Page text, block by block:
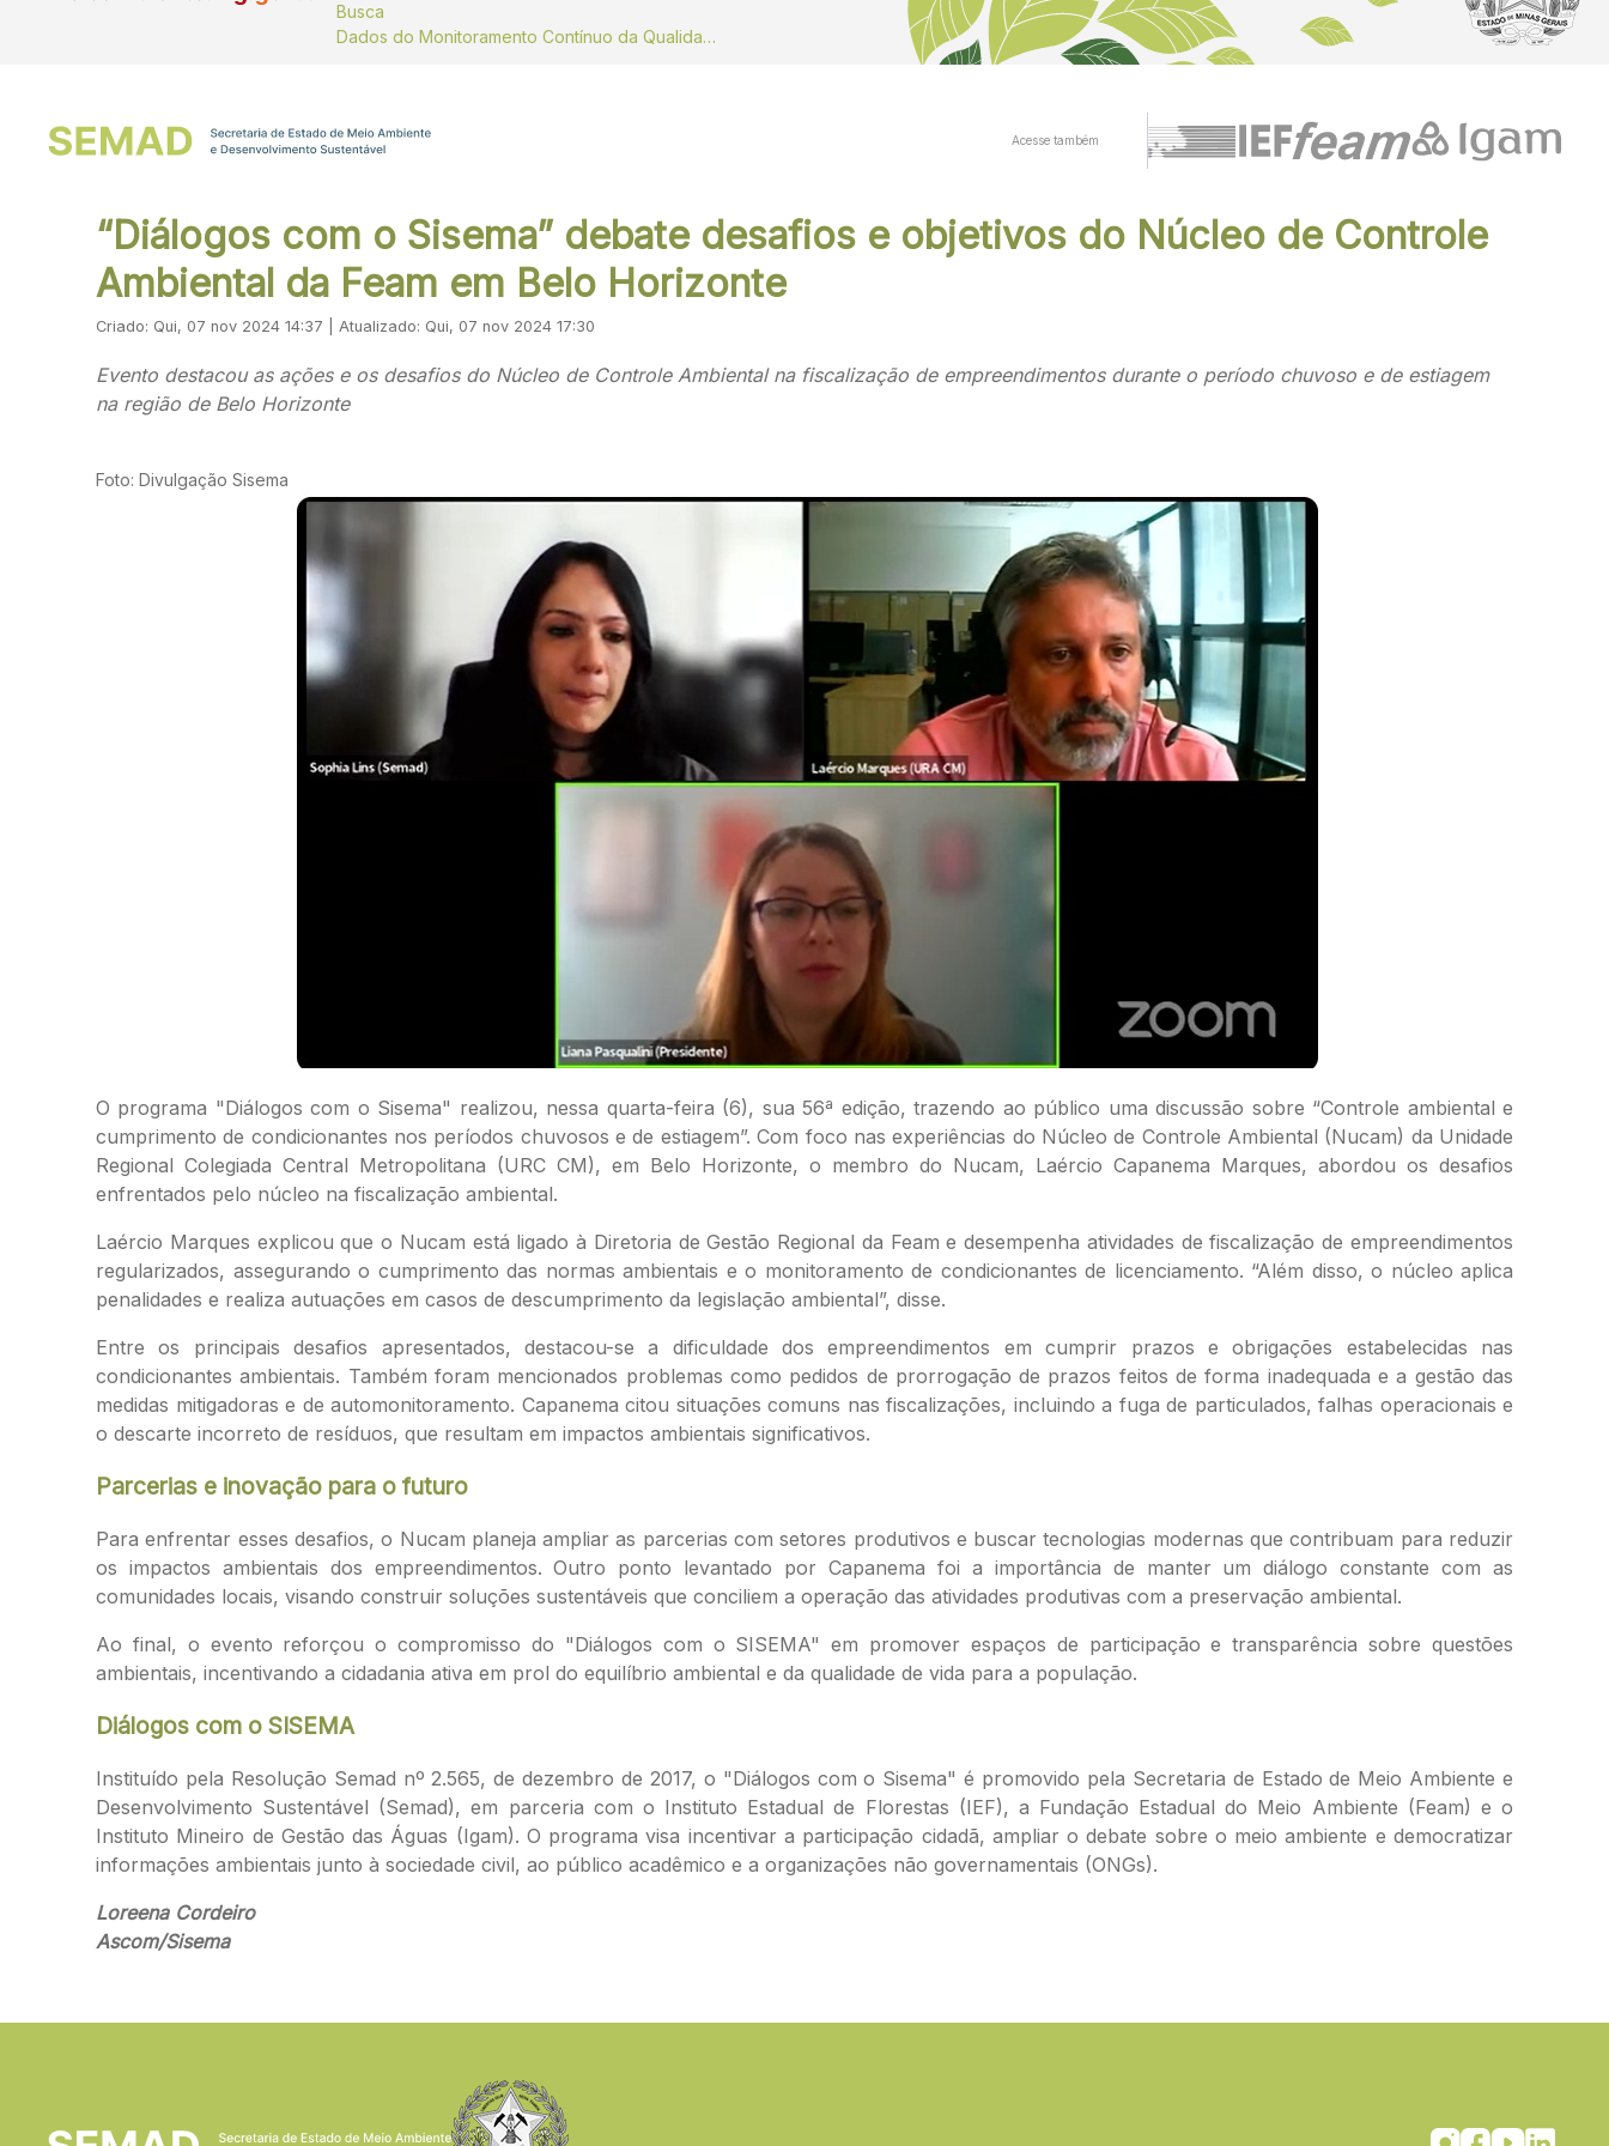
Busca
Dados do Monitoramento Contínuo da Qualidade do ar
Acesse também
“Diálogos com o Sisema” debate desafios e objetivos do Núcleo de Controle
Ambiental da Feam em Belo Horizonte
Criado: Qui, 07 nov 2024 14:37 | Atualizado: Qui, 07 nov 2024 17:30
Evento destacou as ações e os desafios do Núcleo de Controle Ambiental na fiscalização de empreendimentos durante o período chuvoso e de estiagem
na região de Belo Horizonte
Foto: Divulgação Sisema
O programa "Diálogos com o Sisema" realizou, nessa quarta-feira (6), sua 56ª edição, trazendo ao público uma discussão sobre “Controle ambiental e
cumprimento de condicionantes nos períodos chuvosos e de estiagem”. Com foco nas experiências do Núcleo de Controle Ambiental (Nucam) da Unidade
Regional Colegiada Central Metropolitana (URC CM), em Belo Horizonte, o membro do Nucam, Laércio Capanema Marques, abordou os desafios
enfrentados pelo núcleo na fiscalização ambiental.
Laércio Marques explicou que o Nucam está ligado à Diretoria de Gestão Regional da Feam e desempenha atividades de fiscalização de empreendimentos
regularizados, assegurando o cumprimento das normas ambientais e o monitoramento de condicionantes de licenciamento. “Além disso, o núcleo aplica
penalidades e realiza autuações em casos de descumprimento da legislação ambiental”, disse.
Entre os principais desafios apresentados, destacou-se a dificuldade dos empreendimentos em cumprir prazos e obrigações estabelecidas nas
condicionantes ambientais. Também foram mencionados problemas como pedidos de prorrogação de prazos feitos de forma inadequada e a gestão das
medidas mitigadoras e de automonitoramento. Capanema citou situações comuns nas fiscalizações, incluindo a fuga de particulados, falhas operacionais e
o descarte incorreto de resíduos, que resultam em impactos ambientais significativos.
Parcerias e inovação para o futuro
Para enfrentar esses desafios, o Nucam planeja ampliar as parcerias com setores produtivos e buscar tecnologias modernas que contribuam para reduzir
os impactos ambientais dos empreendimentos. Outro ponto levantado por Capanema foi a importância de manter um diálogo constante com as
comunidades locais, visando construir soluções sustentáveis que conciliem a operação das atividades produtivas com a preservação ambiental.
Ao final, o evento reforçou o compromisso do "Diálogos com o SISEMA" em promover espaços de participação e transparência sobre questões
ambientais, incentivando a cidadania ativa em prol do equilíbrio ambiental e da qualidade de vida para a população.
Diálogos com o SISEMA
Instituído pela Resolução Semad nº 2.565, de dezembro de 2017, o "Diálogos com o Sisema" é promovido pela Secretaria de Estado de Meio Ambiente e
Desenvolvimento Sustentável (Semad), em parceria com o Instituto Estadual de Florestas (IEF), a Fundação Estadual do Meio Ambiente (Feam) e o
Instituto Mineiro de Gestão das Águas (Igam). O programa visa incentivar a participação cidadã, ampliar o debate sobre o meio ambiente e democratizar
informações ambientais junto à sociedade civil, ao público acadêmico e a organizações não governamentais (ONGs).
Loreena Cordeiro
Ascom/Sisema